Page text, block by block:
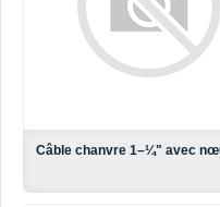
Câble chanvre 1–¼" avec